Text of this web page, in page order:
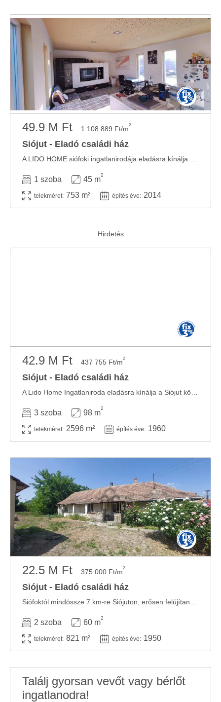
Ön által használt más szolgáltatásokból gyűjtöttek.
49.9 M Ft 1 108 889 Ft/m2
Siójut - Eladó családi ház
1 szoba 45 m
2
telekméret: 753 m² építés éve: 2014
42.9 M Ft 437 755 Ft/m2
Siójut - Eladó családi ház
3 szoba 98 m
2
telekméret: 2596 m² építés éve: 1960
22.5 M Ft 375 000 Ft/m2
Siójut - Eladó családi ház
2 szoba 60 m
2
telekméret: 821 m² építés éve: 1950
Találj gyorsan vevőt vagy bérlőt
ingatlanodra!